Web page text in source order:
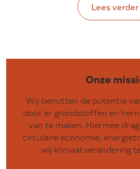
Lees verder
Onze
Wij benutten de potentie
door er grondstoffen en
van te maken. Hiermee
circulaire economie,
wij klimaatverandering